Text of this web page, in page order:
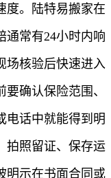
度。陆特易搬家在
通常有24小时内响
场核验后快速进入
确认保险范围、
电话中就能得到明
拍照留证、保存运
明示在书面合同或